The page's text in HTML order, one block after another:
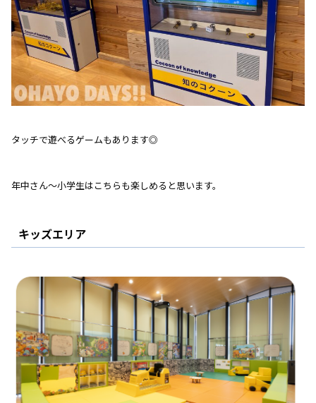
タッチで遊べるゲームもあります◎
年中さん～小学生はこちらも楽しめると思います。
キッズエリア